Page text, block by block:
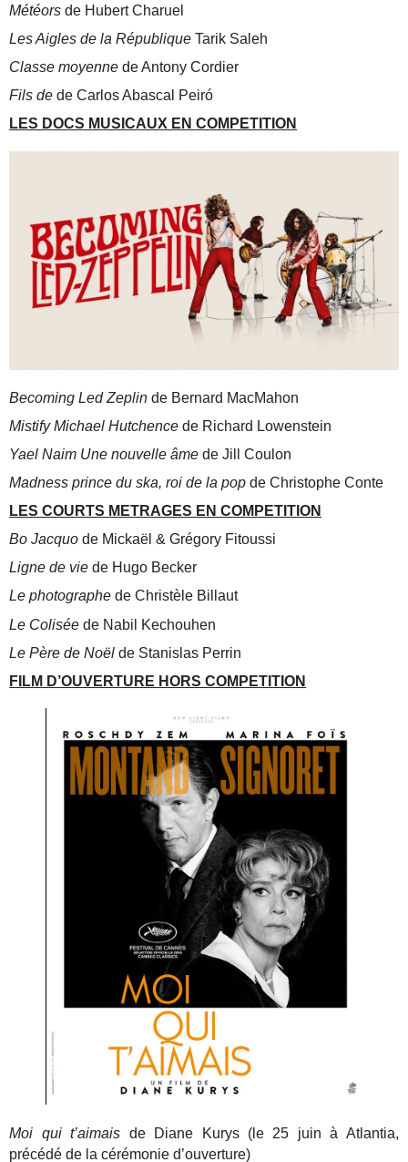
Météors de Hubert Charuel
Les Aigles de la République Tarik Saleh
Classe moyennede Antony Cordier
Fils de de Carlos Abascal Peiró
LES DOCS MUSICAUX EN COMPETITION
Becoming Led Zeplin de Bernard MacMahon
Mistify Michael Hutchence de Richard Lowenstein
Yael Naim Une nouvelle âmede Jill Coulon
Madness prince du ska, roi de la pop de Christophe Conte
LES COURTS METRAGES EN COMPETITION
Bo Jacquo de Mickaël & Grégory Fitoussi
Ligne de viede Hugo Becker
Le photographe de Christèle Billaut
Le Coliséede Nabil Kechouhen
Le Père de Noëlde Stanislas Perrin
FILM D’OUVERTURE HORS COMPETITION
Moi qui t’aimais de Diane Kurys (le 25 juin à Atlantia,
précédé de la cérémonie d’ouverture)